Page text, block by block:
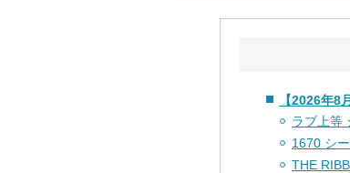
【2026年
ラブ上等
1670 シ
THE